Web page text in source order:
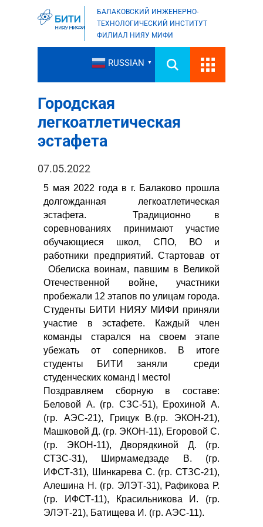
БАЛАКОВСКИЙ ИНЖЕНЕРНО-
ТЕХНОЛОГИЧЕСКИЙ ИНСТИТУТ
ФИЛИАЛ НИЯУ МИФИ
RUSSIAN ▼
Городская
легкоатлетическая
эстафета
07.05.2022
5 мая 2022 года в г. Балаково прошла
долгожданная легкоатлетическая
эстафета. Традиционно в
соревнованиях принимают участие
обучающиеся школ, СПО, ВО и
работники предприятий. Стартовав от
Обелиска воинам, павшим в Великой
Отечественной войне, участники
пробежали 12 этапов по улицам города.
Студенты БИТИ НИЯУ МИФИ приняли
участие в эстафете. Каждый член
команды старался на своем этапе
убежать от соперников. В итоге
студенты БИТИ заняли среди
студенческих команд I место!
Поздравляем сборную в составе:
Беловой А. (гр. СЗС-51), Ерохиной А.
(гр. АЭС-21), Грицук В.(гр. ЭКОН-21),
Машковой Д. (гр. ЭКОН-11), Егоровой С.
(гр. ЭКОН-11), Дворядкиной Д. (гр.
СТЗС-31), Ширмамедзаде В. (гр.
ИФСТ-31), Шинкарева С. (гр. СТЗС-21),
Алешина Н. (гр. ЭЛЭТ-31), Рафикова Р.
(гр. ИФСТ-11), Красильникова И. (гр.
ЭЛЭТ-21), Батищева И. (гр. АЭС-11).